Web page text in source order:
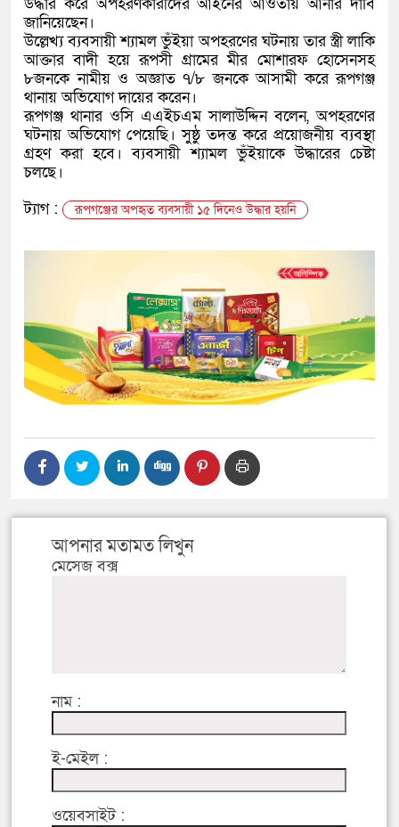
জানিয়েছেন।
উল্লেখ্য ব্যবসায়ী শ্যামল ভুঁইয়া অপহরণের ঘটনায় তার স্ত্রী লাকি
আক্তার বাদী হয়ে রূপসী গ্রামের মীর মোশারফ হোসেনসহ
৮জনকে নামীয় ও অজ্ঞাত ৭/৮ জনকে আসামী করে রূপগঞ্জ
থানায় অভিযোগ দায়ের করেন।
রূপগঞ্জ থানার ওসি এএইচএম সালাউদ্দিন বলেন, অপহরণের
ঘটনায় অভিযোগ পেয়েছি। সুষ্ঠু তদন্ত করে প্রয়োজনীয় ব্যবস্থা
গ্রহণ করা হবে। ব্যবসায়ী শ্যামল ভুঁইয়াকে উদ্ধারের চেষ্টা
চলছে।
ট্যাগ :
রূপগঞ্জের অপহৃত ব্যবসায়ী ১৫ দিনেও উদ্ধার হয়নি
আপনার মতামত লিখুন
মেসেজ বক্স
নাম :
ই-মেইল :
ওয়েবসাইট :